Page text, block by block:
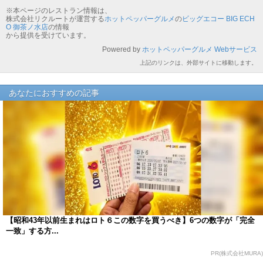
※本ページのレストラン情報は、
株式会社リクルートが運営するホットペッパーグルメのビッグエコー BIG ECH
O 御茶ノ水店の情報
から提供を受けています。
Powered by ホットペッパーグルメ Webサービス
上記のリンクは、外部サイトに移動します。
あなたにおすすめの記事
【昭和43年以前生まれはロト６この数字を買うべき】6つの数字が「完全
一致」する方...
PR(株式会社MURA)